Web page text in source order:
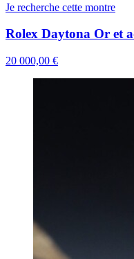
Je recherche cette montre
Rolex Daytona Or et
20 000,00 €